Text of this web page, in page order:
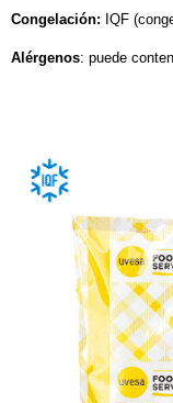
Congelación: IQF
Alérgenos: puede